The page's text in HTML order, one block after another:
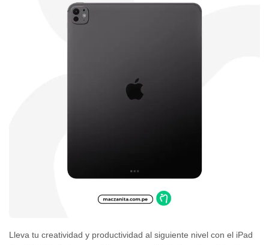
Lleva tu creatividad y productividad al siguiente nivel con el iPad